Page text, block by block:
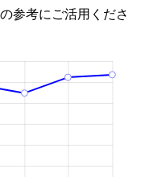
参考にご活用くださ